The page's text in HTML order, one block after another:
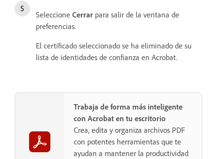
Seleccione Cerrar para salir de la ventana de
preferencias.
El certificado seleccionado se ha eliminado de su
lista de identidades de confianza en Acrobat.
Trabaja de forma más inteligente
con Acrobat en tu escritorio
Crea, edita y organiza archivos PDF
con potentes herramientas que te
ayudan a mantener la productividad